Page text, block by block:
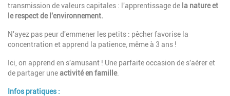
transmission de valeurs capitales : l'apprentissage de la nature et
le respect de l'environnement.
N'ayez pas peur d'emmener les petits : pêcher favorise la
concentration et apprend la patience, même à 3 ans !
Ici, on apprend en s'amusant ! Une parfaite occasion de s'aérer et
de partager uneactivité en famille.
Infos pratiques :